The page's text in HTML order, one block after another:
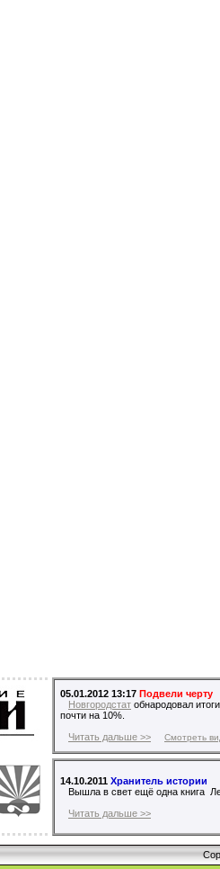
05.01.2012 13:17 Подвели черту
Новгородстат обнародовал
почти на 10%.
Читать дальше >>
Смотреть
14.10.2011 Хранитель истории
Вышла в свет ещё одна книга
Читать дальше >>